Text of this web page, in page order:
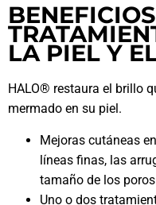
LA PIEL Y
HALO® restaura el brillo
mermado en su piel.
Mejoras cutáneas
líneas finas, las
tamaño de los
Uno o dos